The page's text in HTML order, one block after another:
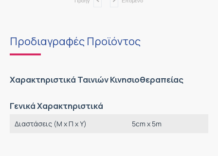
Προδιαγραφές Προϊόντος
Χαρακτηριστικά Ταινιών Κινησιοθεραπείας
Γενικά Χαρακτηριστικά
Διαστάσεις (M x Π x Υ) 5cm x 5m